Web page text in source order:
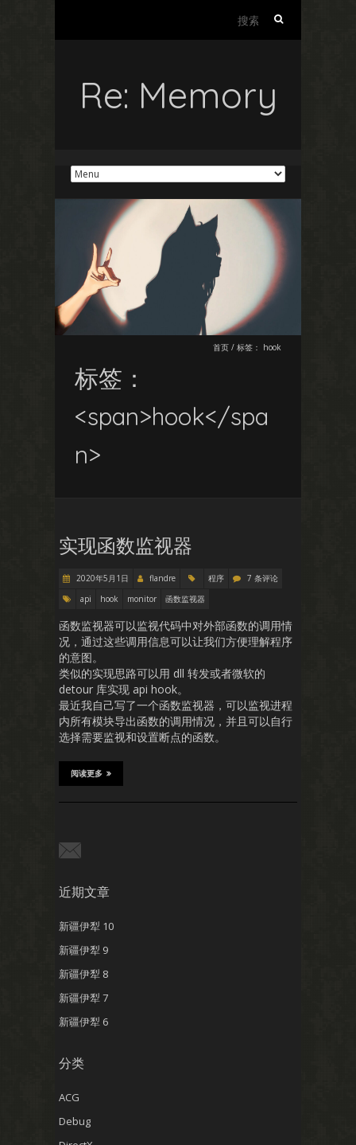
Re: Memory
首页 / 标签： hook
标签：
<span>hook</spa
n>
实现函数监视器
2020年5月1日 flandre 程序
7 条评论
api
hook monitor 函数监视器
函数监视器可以监视代码中对外部函数的调用情
况，通过这些调用信息可以让我们方便理解程序
的意图。
类似的实现思路可以用 dll 转发或者微软的
detour 库实现 api hook。
最近我自己写了一个函数监视器，可以监视进程
内所有模块导出函数的调用情况，并且可以自行
选择需要监视和设置断点的函数。
阅读更多
近期文章
新疆伊犁 10
新疆伊犁 9
新疆伊犁 8
新疆伊犁 7
新疆伊犁 6
分类
ACG
Debug